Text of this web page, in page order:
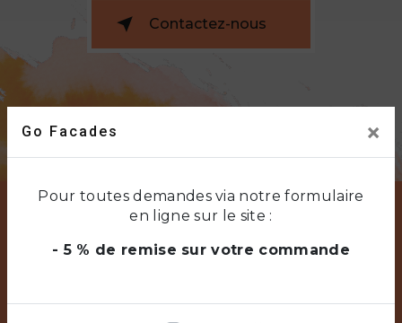
Go Facades ×
Pour toutes demandes via notre formulaire
en ligne sur le site :
- 5 % de remise sur votre commande
Contactez-nous